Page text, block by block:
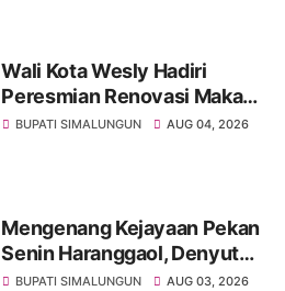
Wali Kota Wesly Hadiri
Peresmian Renovasi Makam
dr. Djasamen Saragih, Ajak
BUPATI SIMALUNGUN AUG 04, 2026
Mengenang Kejayaan Pekan
Senin Haranggaol, Denyut
Ekonomi di Tepi Danau Toba
BUPATI SIMALUNGUN AUG 03, 2026